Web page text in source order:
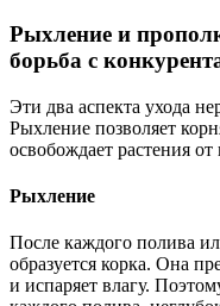
Рыхление и
борьба с
Эти два аспекта ухода
Рыхление позволяет
освобождает растения
Рыхление
После каждого полива
образуется корка. Она
и испаряет влагу.